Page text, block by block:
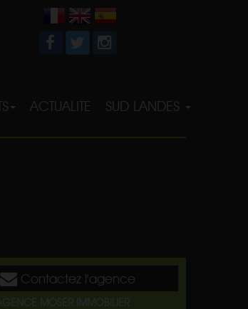
ACTUALITE SUD LANDES
Contactez l'agence
MOSER IMMOBILIER